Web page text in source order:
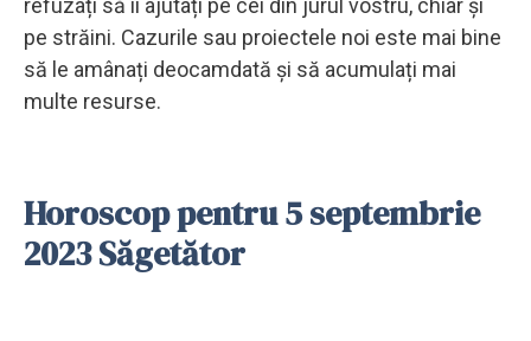
pe străini. Cazurile sau proiectele noi este mai bine
să le amânați deocamdată și să acumulați mai
multe resurse.
Horoscop pentru 5 septembrie
2023 Săgetător